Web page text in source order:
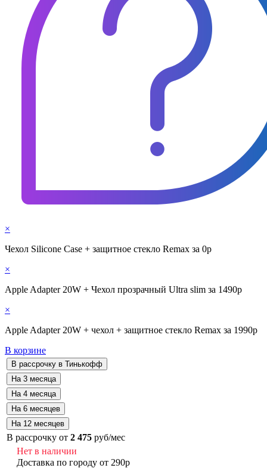
×
Чехол Silicone Case + защитное стекло Remax за 0р
×
Apple Adapter 20W + Чехол прозрачный Ultra slim за 1490р
×
Apple Adapter 20W + чехол + защитное стекло Remax за 1990р
В корзине
В рассрочку от 2 475 руб/мес
Нет в наличии
Доставка по городу от 290р